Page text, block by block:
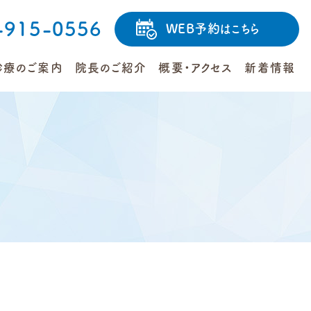
0556 WEB予約はこちら
療のご案内 院長のご紹介 概要・アクセス 新着情報